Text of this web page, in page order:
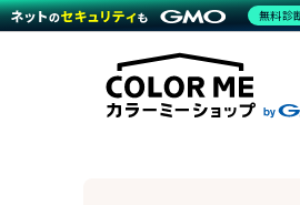
商材一覧を見る
機能一覧を見る
料金
プラン・料金一覧を
事例
運営サポート
サポート一覧を見る
無料診